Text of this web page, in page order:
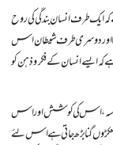
کہ ایک طرف انسان بندگی کی روح
اور دوسری طرف شیطان اس
ایسے انسان کے فکر و ذہن کو
کا وسوسہ، اس کی کوشش اور اس
گنا بڑھ جاتی ہے اس لئے